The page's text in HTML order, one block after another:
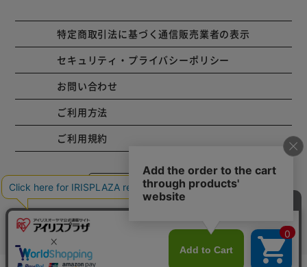
特定商取引法に基づく通信販売業者の表示
セキュリティ・プライバシーポリシー
お問い合わせ
ご利用方法
ご利用規約
コーポレートサイト
Copyright © 2001 IRISPLAZA. ALL Rights Reserved.